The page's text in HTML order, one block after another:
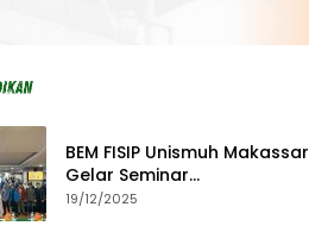
BEM FISIP Unismuh Makassar
Gelar Seminar
Keperempuanan, Bahas
19/12/2025